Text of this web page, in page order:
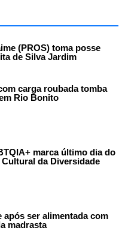
(PROS) toma posse
de Silva Jardim
carga roubada tomba
Rio Bonito
marca último dia do
da Diversidade
após ser alimentada com
madrasta